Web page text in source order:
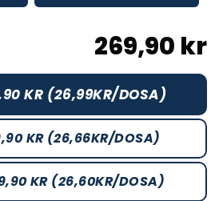
269,90 kr
KR (26,99KR/DOSA)
KR (26,66KR/DOSA)
KR (26,60KR/DOSA)